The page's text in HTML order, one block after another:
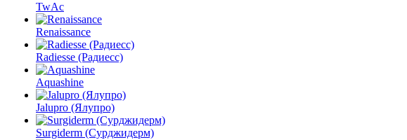
TwAc
Renaissance
Radiesse (Радиесс)
Aquashine
Jalupro (Ялупро)
Surgiderm (Сурджидерм)